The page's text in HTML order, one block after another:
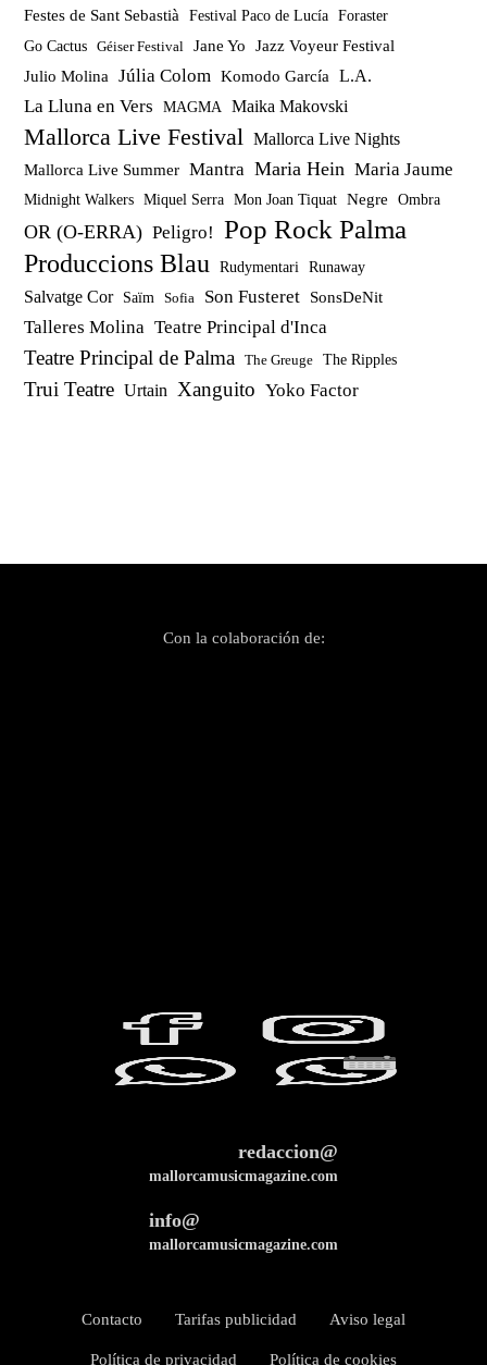
Festes de Sant Sebastià Festival Paco de Lucía Foraster
Go Cactus Géiser Festival Jane Yo
Jazz Voyeur Festival
Julio Molina
Júlia Colom Komodo García L.A.
La Lluna en Vers MAGMA Maika Makovski
Mallorca Live Festival Mallorca Live Nights
Mallorca Live Summer Mantra Maria Hein Maria Jaume
Midnight Walkers Miquel Serra Mon Joan Tiquat Negre Ombra
OR (O-ERRA) Peligro!
Pop Rock Palma
Produccions Blau
Rudymentari Runaway
Salvatge Cor Saïm Sofia Son Fusteret SonsDeNit
Talleres Molina Teatre Principal d'Inca
Teatre Principal de Palma The Greuge The Ripples
Trui Teatre Urtain Xanguito Yoko Factor
Con la colaboración de:
redaccion@
mallorcamusicmagazine.com
info@
mallorcamusicmagazine.com
Contacto Tarifas publicidad Aviso legal
Política de privacidad Política de cookies